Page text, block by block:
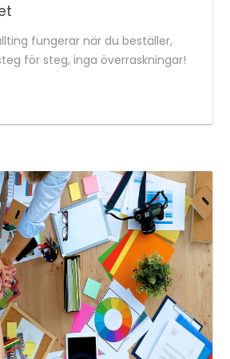
fungerar när du beställer,
för steg, inga överraskningar!